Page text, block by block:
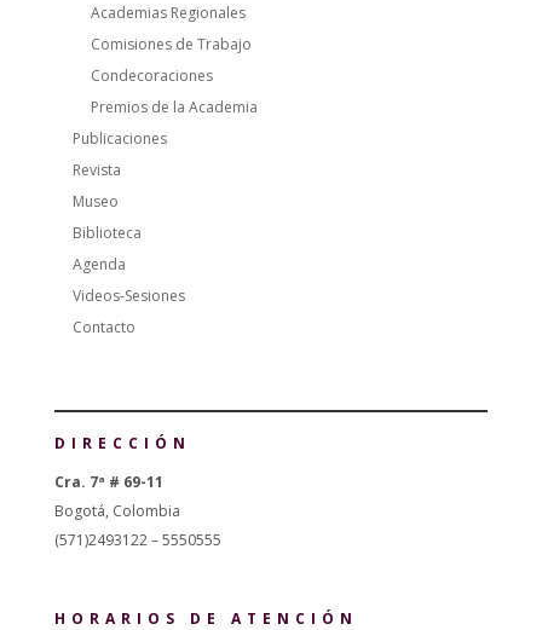
Academias Regionales
Comisiones de Trabajo
Condecoraciones
Premios de la Academia
Publicaciones
Revista
Museo
Biblioteca
Agenda
Videos-Sesiones
Contacto
DIRECCIÓN
Cra. 7ª # 69-11
Bogotá, Colombia
(571)2493122 – 5550555
HORARIOS DE ATENCIÓN